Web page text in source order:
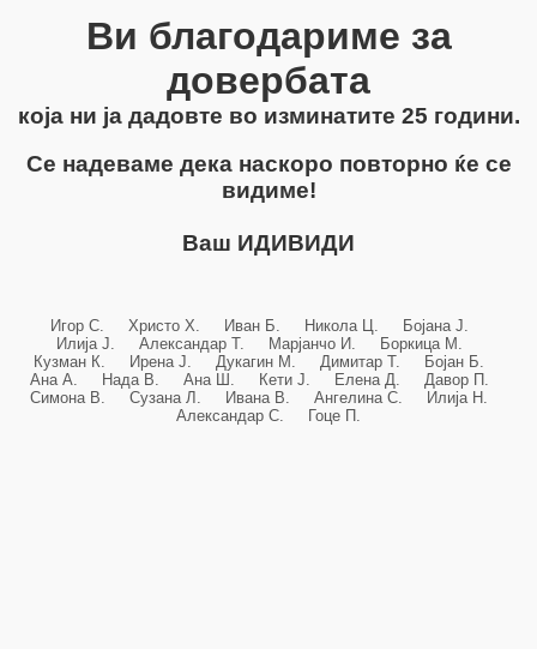
Ви благодариме за
довербата
која ни ја дадовте во изминатите 25 години.
Се надеваме дека наскоро повторно ќе се
видиме!
Ваш ИДИВИДИ
Игор С. Христо Х. Иван Б. Никола Ц. Бојана Ј.
Илија Ј. Александар Т. Марјанчо И. Боркица М.
Кузман К. Ирена Ј. Дукагин М. Димитар Т. Бојан Б.
Ана А. Нада В. Ана Ш. Кети Ј. Елена Д. Давор П.
Симона В. Сузана Л. Ивана В. Ангелина С. Илија Н.
Александар С. Гоце П.